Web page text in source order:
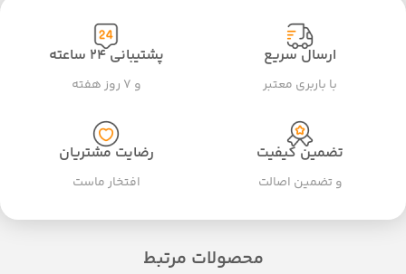
ارسال سریع
با باربری معتبر
پشتیبانی ۲۴ ساعته
و ۷ روز هفته
تضمین کیفیت
و تضمین اصالت
رضایت مشتریان
افتخار ماست
محصولات مرتبط